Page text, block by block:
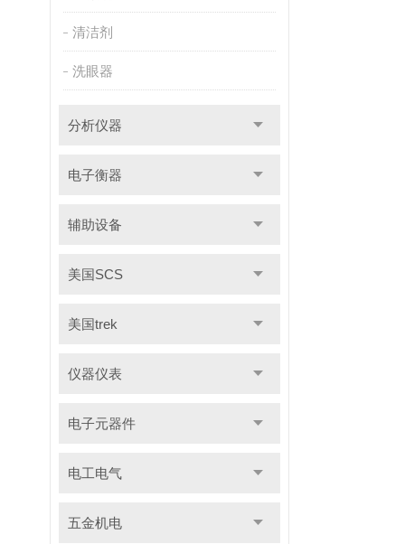
清洁剂
洗眼器
分析仪器
电子衡器
辅助设备
美国SCS
美国trek
仪器仪表
电子元器件
电工电气
五金机电